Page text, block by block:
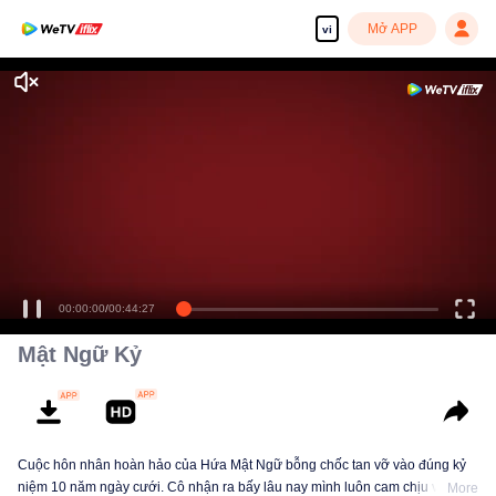
vi Mở APP
00:00:00/00:44:27
Mật Ngữ Kỷ
Cuộc hôn nhân hoàn hảo của Hứa Mật Ngữ bỗng chốc tan vỡ vào đúng kỷ
niệm 10 năm ngày cưới. Cô nhận ra bấy lâu nay mình luôn cam chịu và
More